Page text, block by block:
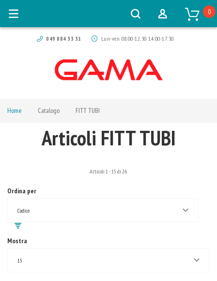
049 884 33 31 Lun-ven 08:00-12:30 14:00-17:30
0
Home Catalogo FITT TUBI
Articoli FITT TUBI
Ordina per
Codice
Articoli 1 -15 di 26
Mostra
15